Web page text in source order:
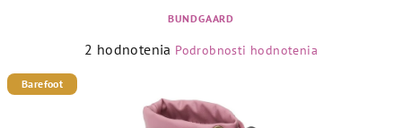
BUNDGAARD
Priemerné
2 hodnotenia Podrobnosti hodnotenia
Barefoot